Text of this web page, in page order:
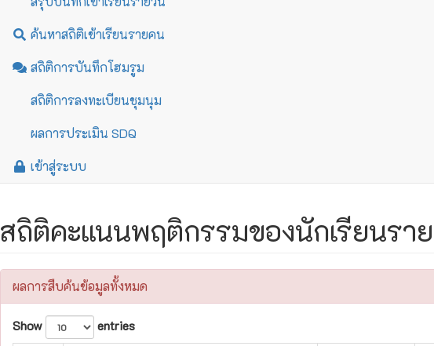
ค้นหาสถิติเข้าเรียนรายคน
สถิติการบันทึกโฮมรูม
สถิติการลงทะเบียนชุมนุม
ผลการประเมิน SDQ
เข้าสู่ระบบ
สถิติคะแนนพฤติกรรมของนักเรียนรา
ผลการสืบค้นข้อมูลทั้งหมด
Show entries